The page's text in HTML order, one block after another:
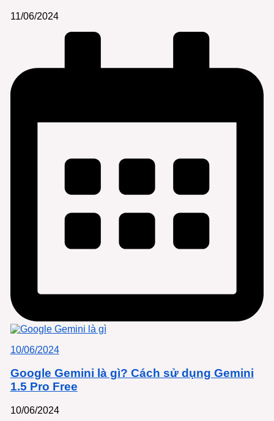
11/06/2024
10/06/2024
Google Gemini là gì? Cách sử dụng Gemini
1.5 Pro Free
10/06/2024